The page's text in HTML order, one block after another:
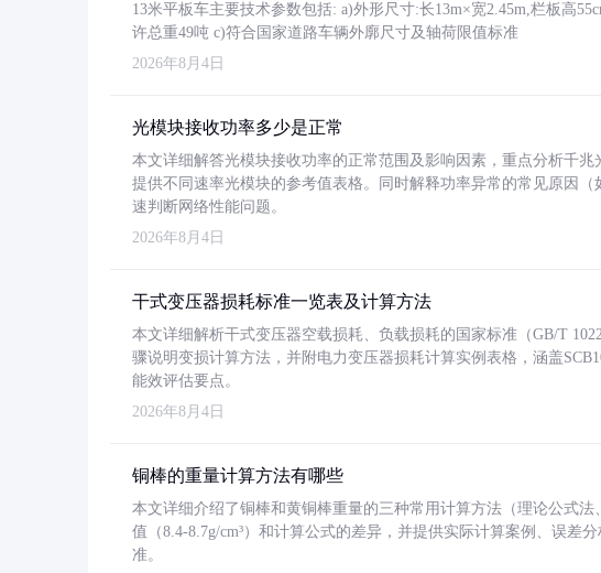
13米平板车主要技术参数包括: a)外形尺寸:长13m×宽2.45m,栏板高
许总重49吨 c)符合国家道路车辆外廓尺寸及轴荷限值标准
2026年8月4日
光模块接收功率多少是正常
本文详细解答光模块接收功率的正常范围及影响因素，重点分析千
提供不同速率光模块的参考值表格。同时解释功率异常的常见原因
速判断网络性能问题。
2026年8月4日
干式变压器损耗标准一览表及计算方法
本文详细解析干式变压器空载损耗、负载损耗的国家标准（GB/T
骤说明变损计算方法，并附电力变压器损耗计算实例表格，涵盖
能效评估要点。
2026年8月4日
铜棒的重量计算方法有哪些
本文详细介绍了铜棒和黄铜棒重量的三种常用计算方法（理论公式
值（8.4-8.7g/cm³）和计算公式的差异，并提供实际计算案例、误差
准。